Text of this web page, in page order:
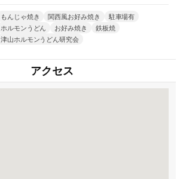
もんじゃ焼き 関西風お好み焼き
駐車場有
ホルモンうどん
お好み焼き
鉄板焼
津山ホルモンうどん研究会
アクセス